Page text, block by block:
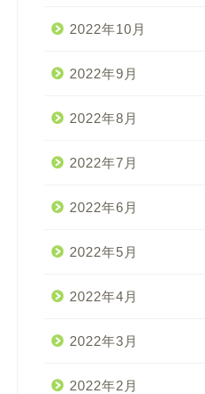
2022年10月
2022年9月
2022年8月
2022年7月
2022年6月
2022年5月
2022年4月
2022年3月
2022年2月